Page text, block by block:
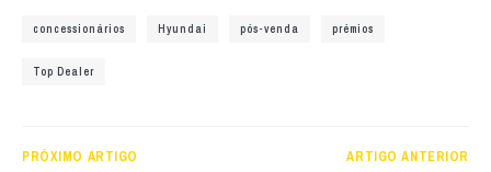
concessionários Hyundai pós-venda prémios
Top Dealer
PRÓXIMO ARTIGO ARTIGO ANTERIOR